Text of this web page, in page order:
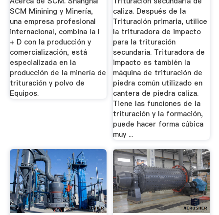
SCM Minining y Minería,
una empresa profesional
internacional, combina la I
+ D con la producción y
comercialización, está
especializada en la
producción de la minería de
trituración y polvo de
Equipos.
caliza. Después de la
Trituración primaria, utilice
la trituradora de impacto
para la trituración
secundaria. Trituradora de
impacto es también la
máquina de trituración de
piedra común utilizado en
cantera de piedra caliza.
Tiene las funciones de la
trituración y la formación,
puede hacer forma cúbica
muy ...